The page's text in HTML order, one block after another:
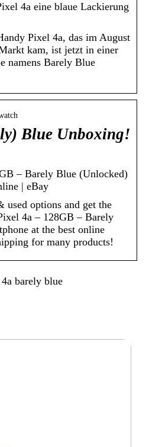
4a eine blaue Lackierung
Pixel 4a, das im August
kam, ist jetzt in einer
namens Barely Blue
Blue Unboxing!
– Barely Blue (Unlocked)
| eBay
used options and get the
4a – 128GB – Barely
at the best online
for many products!
barely blue